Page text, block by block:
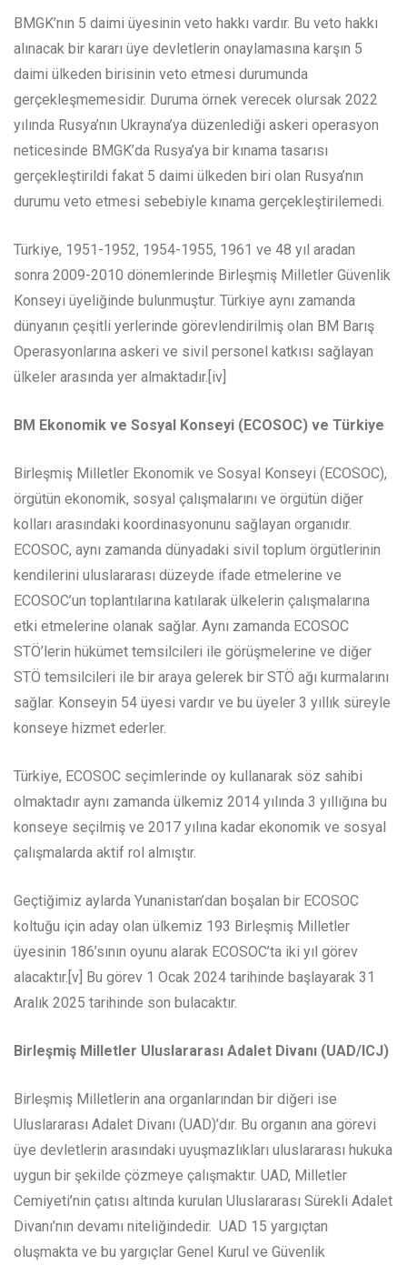
BMGK’nın 5 daimi üyesinin veto hakkı vardır. Bu veto hakkı
alınacak bir kararı üye devletlerin onaylamasına karşın 5
daimi ülkeden birisinin veto etmesi durumunda
gerçekleşmemesidir. Duruma örnek verecek olursak 2022
yılında Rusya’nın Ukrayna’ya düzenlediği askeri operasyon
neticesinde BMGK’da Rusya’ya bir kınama tasarısı
gerçekleştirildi fakat 5 daimi ülkeden biri olan Rusya’nın
durumu veto etmesi sebebiyle kınama gerçekleştirilemedi.
Türkiye, 1951-1952, 1954-1955, 1961 ve 48 yıl aradan
sonra 2009-2010 dönemlerinde Birleşmiş Milletler Güvenlik
Konseyi üyeliğinde bulunmuştur. Türkiye aynı zamanda
dünyanın çeşitli yerlerinde görevlendirilmiş olan BM Barış
Operasyonlarına askeri ve sivil personel katkısı sağlayan
ülkeler arasında yer almaktadır.[iv]
BM Ekonomik ve Sosyal Konseyi (ECOSOC) ve Türkiye
Birleşmiş Milletler Ekonomik ve Sosyal Konseyi (ECOSOC),
örgütün ekonomik, sosyal çalışmalarını ve örgütün diğer
kolları arasındaki koordinasyonunu sağlayan organıdır.
ECOSOC, aynı zamanda dünyadaki sivil toplum örgütlerinin
kendilerini uluslararası düzeyde ifade etmelerine ve
ECOSOC’un toplantılarına katılarak ülkelerin çalışmalarına
etki etmelerine olanak sağlar. Aynı zamanda ECOSOC
STÖ’lerin hükümet temsilcileri ile görüşmelerine ve diğer
STÖ temsilcileri ile bir araya gelerek bir STÖ ağı kurmalarını
sağlar. Konseyin 54 üyesi vardır ve bu üyeler 3 yıllık süreyle
konseye hizmet ederler.
Türkiye, ECOSOC seçimlerinde oy kullanarak söz sahibi
olmaktadır aynı zamanda ülkemiz 2014 yılında 3 yıllığına bu
konseye seçilmiş ve 2017 yılına kadar ekonomik ve sosyal
çalışmalarda aktif rol almıştır.
Geçtiğimiz aylarda Yunanistan’dan boşalan bir ECOSOC
koltuğu için aday olan ülkemiz 193 Birleşmiş Milletler
üyesinin 186’sının oyunu alarak ECOSOC’ta iki yıl görev
alacaktır.[v] Bu görev 1 Ocak 2024 tarihinde başlayarak 31
Aralık 2025 tarihinde son bulacaktır.
Birleşmiş Milletler Uluslararası Adalet Divanı (UAD/ICJ)
Birleşmiş Milletlerin ana organlarından bir diğeri ise
Uluslararası Adalet Divanı (UAD)’dır. Bu organın ana görevi
üye devletlerin arasındaki uyuşmazlıkları uluslararası hukuka
uygun bir şekilde çözmeye çalışmaktır. UAD, Milletler
Cemiyeti’nin çatısı altında kurulan Uluslararası Sürekli Adalet
Divanı’nın devamı niteliğindedir. UAD 15 yargıçtan
oluşmakta ve bu yargıçlar Genel Kurul ve Güvenlik